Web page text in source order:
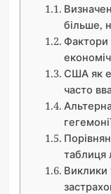
більше,
Фактори
США як
часто
таблиця
Виклики